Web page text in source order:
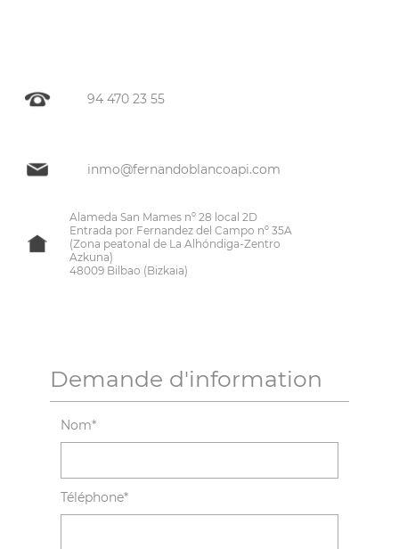
94 470 23 55
inmo@fernandoblancoapi.com
Alameda San Mames nº 28 local 2D
Entrada por Fernandez del Campo nº 35A
(Zona peatonal de La Alhóndiga-Zentro
Azkuna)
48009 Bilbao (Bizkaia)
Demande d'information
Nom*
Téléphone*